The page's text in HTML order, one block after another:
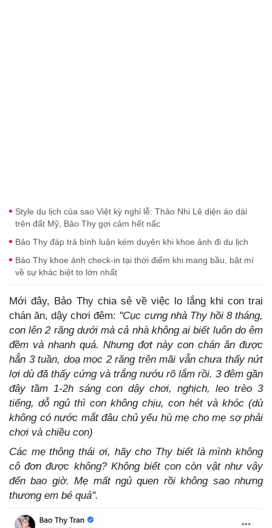
Style du lịch của sao Việt kỳ nghỉ lễ: Thảo Nhi Lê diện áo dài
trên đất Mỹ, Bảo Thy gợi cảm hết nấc
Bảo Thy đáp trả bình luận kém duyên khi khoe ảnh đi du lịch
Bảo Thy khoe ảnh check-in tại thời điểm khi mang bầu, bật mí
về sự khác biệt to lớn nhất
Mới đây, Bảo Thy chia sẻ về việc lo lắng khi con trai
chán ăn, dậy chơi đêm: ''Cục cưng nhà Thy hồi 8 tháng,
con lên 2 răng dưới mà cả nhà không ai biết luôn do êm
đềm và nhanh quá. Nhưng đợt này con chán ăn được
hẳn 3 tuần, doạ mọc 2 răng trên mãi vẫn chưa thấy nứt
lợi dù đã thấy cứng và trắng nướu rõ lắm rồi. 3 đêm gần
đây tầm 1-2h sáng con dậy chơi, nghịch, leo trèo 3
tiếng, dỗ ngủ thì con không chịu, con hét và khóc (dù
không có nước mắt đâu chủ yếu hù mẹ cho mẹ sợ phải
chơi và chiều con)
Các mẹ thông thái ơi, hãy cho Thy biết là mình không
cô đơn được không? Không biết con còn vật như vậy
đến bao giờ. Mẹ mất ngủ quen rồi không sao nhưng
thương em bé quá''.